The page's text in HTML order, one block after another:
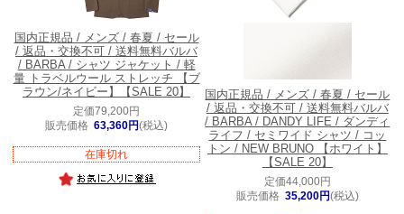
国内正規品 / メンズ / 春夏 / セール
/ 返品・交換不可 / 送料無料バルバ
/ BARBA / シャツ ジャケット / 軽
量 トラベルウール ストレッチ 【ブ
ラウン/ネイビー】【SALE 20】
定価79,200円
販売価格 63,360円(税込)
在庫切れ
国内正規品 / メンズ / 春夏 / セール
/ 返品・交換不可 / 送料無料バルバ
/ BARBA / DANDY LIFE / ダンディ
ライフ / セミワイド シャツ / コッ
トン / NEW BRUNO 【ホワイト】
【SALE 20】
定価44,000円
販売価格 35,200円(税込)